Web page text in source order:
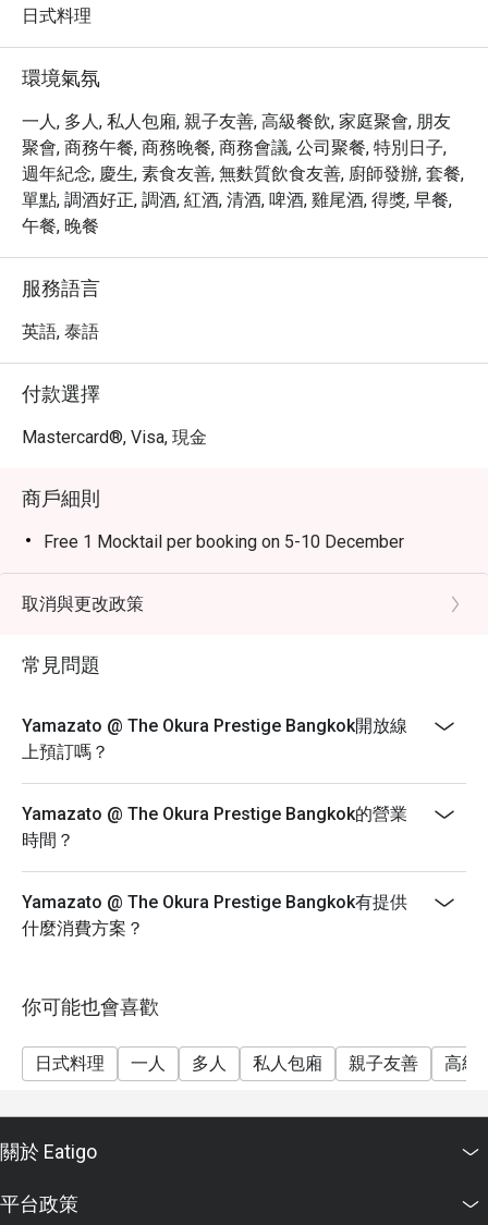
・立即透過 Eatigo 預訂 Yamazato，享獨家優惠，最高可
日式料理
環境氣氛
一人, 多人, 私人包廂, 親子友善, 高級餐飲, 家庭聚會, 朋友
聚會, 商務午餐, 商務晚餐, 商務會議, 公司聚餐, 特別日子,
週年紀念, 慶生, 素食友善, 無麩質飲食友善, 廚師發辦, 套餐,
單點, 調酒好正, 調酒, 紅酒, 清酒, 啤酒, 雞尾酒, 得獎, 早餐,
午餐, 晚餐
服務語言
英語, 泰語
付款選擇
Mastercard®, Visa, 現金
商戶細則
Free 1 Mocktail per booking on 5-10 December
取消與更改政策
常見問題
Yamazato @ The Okura Prestige Bangkok開放線
上預訂嗎？
Yamazato @ The Okura Prestige Bangkok的營業
時間？
Yamazato @ The Okura Prestige Bangkok有提供
什麼消費方案？
你可能也會喜歡
日式料理 一人 多人 私人包廂 親子友善 高級
關於 Eatigo
平台政策